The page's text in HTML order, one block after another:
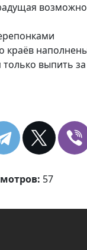
краёв
выпить за
57